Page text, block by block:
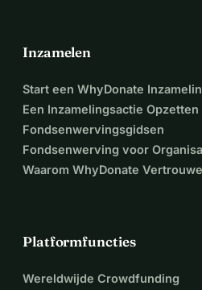
Inzamelen
Start een WhyDonate
Een Inzamelingsactie
Fondsenwervingsgidsen
Fondsenwerving voor
Waarom WhyDonate
Platformfuncties
Wereldwijde Crowdfunding